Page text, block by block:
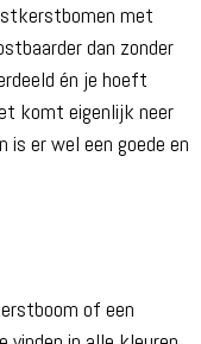
met
dan zonder
én je hoeft
komt eigenlijk neer
is er wel een goede en
of een